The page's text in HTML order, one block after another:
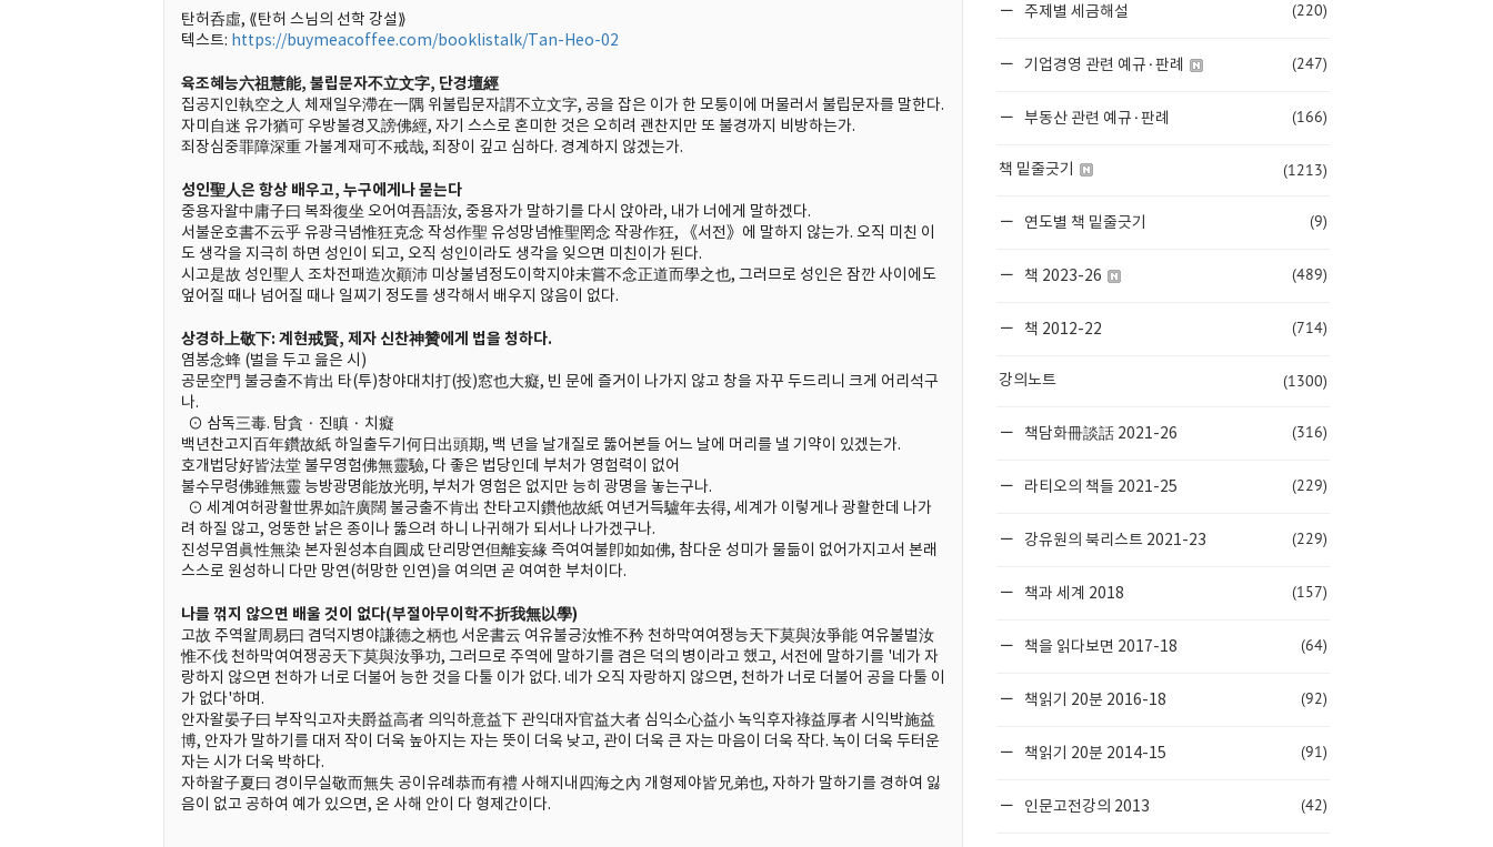
탄허呑虛, ⟪탄허 스님의 선학 강설⟫
텍스트: https://buymeacoffee.com/booklistalk/Tan-Heo-02
육조혜능六祖慧能, 불립문자不立文字, 단경壇經
집공지인執空之人 체재일우滯在一隅 위불립문자謂不立文字, 공을 잡은 이가 한 모퉁이에 머물러서 불립문자를 말한다.
자미自迷 유가猶可 우방불경又謗佛經, 자기 스스로 혼미한 것은 오히려 괜찬지만 또 불경까지 비방하는가.
죄장심중罪障深重 가불계재可不戒哉, 죄장이 깊고 심하다. 경계하지 않겠는가.
성인聖人은 항상 배우고, 누구에게나 묻는다
중용자왈中庸子曰 복좌復坐 오어여吾語汝, 중용자가 말하기를 다시 앉아라, 내가 너에게 말하겠다.
서불운호書不云乎 유광극념惟狂克念 작성作聖 유성망념惟聖罔念 작광作狂, 《서전》에 말하지 않는가. 오직 미친 이
도 생각을 지극히 하면 성인이 되고, 오직 성인이라도 생각을 잊으면 미친이가 된다.
시고是故 성인聖人 조차전패造次顚沛 미상불념정도이학지야未嘗不念正道而學之也, 그러므로 성인은 잠깐 사이에도
엎어질 때나 넘어질 때나 일찌기 정도를 생각해서 배우지 않음이 없다.
상경하上敬下: 계현戒賢, 제자 신찬神贊에게 법을 청하다.
염봉念蜂 (벌을 두고 읊은 시)
공문空門 불긍출不肯出 타(투)창야대치打(投)窓也大癡, 빈 문에 즐거이 나가지 않고 창을 자꾸 두드리니 크게 어리석구
나.
⊙ 삼독三毒. 탐貪 · 진瞋 · 치癡
백년찬고지百年鑽故紙 하일출두기何日出頭期, 백 년을 날개질로 뚫어본들 어느 날에 머리를 낼 기약이 있겠는가.
호개법당好皆法堂 불무영험佛無靈驗, 다 좋은 법당인데 부처가 영험력이 없어
불수무령佛雖無靈 능방광명能放光明, 부처가 영험은 없지만 능히 광명을 놓는구나.
⊙ 세계여허광활世界如許廣闊 불긍출不肯出 찬타고지鑽他故紙 여년거득驢年去得, 세계가 이렇게나 광활한데 나가
려 하질 않고, 엉뚱한 낡은 종이나 뚫으려 하니 나귀해가 되서나 나가겠구나.
진성무염眞性無染 본자원성本自圓成 단리망연但離妄緣 즉여여불卽如如佛, 참다운 성미가 물듦이 없어가지고서 본래
스스로 원성하니 다만 망연(허망한 인연)을 여의면 곧 여여한 부처이다.
나를 꺾지 않으면 배울 것이 없다(부절아무이학不折我無以學)
고故 주역왈周易曰 겸덕지병야謙德之柄也 서운書云 여유불긍汝惟不矜 천하막여여쟁능天下莫與汝爭能 여유불벌汝
惟不伐 천하막여여쟁공天下莫與汝爭功, 그러므로 주역에 말하기를 겸은 덕의 병이라고 했고, 서전에 말하기를 '네가 자
랑하지 않으면 천하가 너로 더불어 능한 것을 다툴 이가 없다. 네가 오직 자랑하지 않으면, 천하가 너로 더불어 공을 다툴 이
가 없다'하며.
안자왈晏子曰 부작익고자夫爵益高者 의익하意益下 관익대자官益大者 심익소心益小 녹익후자祿益厚者 시익박施益
博, 안자가 말하기를 대저 작이 더욱 높아지는 자는 뜻이 더욱 낮고, 관이 더욱 큰 자는 마음이 더욱 작다. 녹이 더욱 두터운
자는 시가 더욱 박하다.
자하왈子夏曰 경이무실敬而無失 공이유례恭而有禮 사해지내四海之內 개형제야皆兄弟也, 자하가 말하기를 경하여 잃
음이 없고 공하여 예가 있으면, 온 사해 안이 다 형제간이다.
주제별 세금해설 (220)
기업경영 관련 예규·판례 (247)
부동산 관련 예규·판례 (166)
책 밑줄긋기 (1213)
연도별 책 밑줄긋기 (9)
책 2023-26 (489)
책 2012-22 (714)
강의노트 (1300)
책담화冊談話 2021-26 (316)
라티오의 책들 2021-25 (229)
강유원의 북리스트 2021-23 (229)
책과 세계 2018 (157)
책을 읽다보면 2017-18 (64)
책읽기 20분 2016-18 (92)
책읽기 20분 2014-15 (91)
인문고전강의 2013 (42)